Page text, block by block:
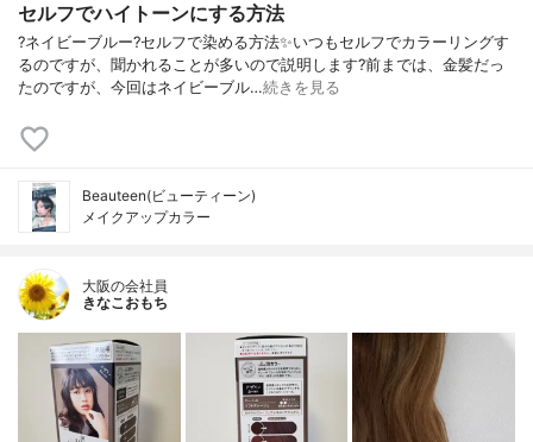
セルフでハイトーンにする方法
?ネイビーブルー?セルフで染める方法✨いつもセルフでカラーリングす
るのですが、聞かれることが多いので説明します?前までは、金髪だっ
たのですが、今回はネイビーブル…続きを見る
Beauteen(ビューティーン)
メイクアップカラー
大阪の会社員
きなこおもち